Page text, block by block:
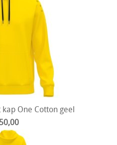
kap One Cotton geel